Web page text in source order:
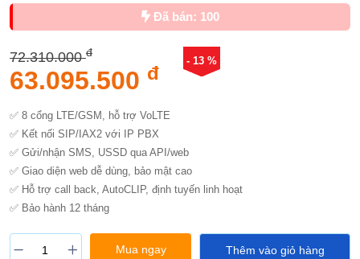
Đã bán: 100
72.310.000đ
63.095.500 đ
- 13 %
✅ 8 cổng LTE/GSM, hỗ trợ VoLTE
✅ Kết nối SIP/IAX2 với IP PBX
✅ Gửi/nhận SMS, USSD qua API/web
✅ Giao diện web dễ dùng, bảo mật cao
✅ Hỗ trợ call back, AutoCLIP, định tuyến linh hoạt
✅ Bảo hành 12 tháng
Mua ngay Thêm vào giỏ hàng